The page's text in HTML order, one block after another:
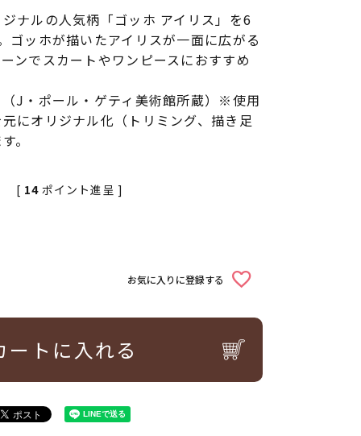
ナルの人気柄「ゴッホ アイリス」を6
ゴッホが描いたアイリスが一面に広がる
ンでスカートやワンピースにおすすめ
J・ポール・ゲティ美術館所蔵）※使用
にオリジナル化（トリミング、描き足
。
[ 14 ポイント進呈 ]
お気に入りに登録する
ートに入れる